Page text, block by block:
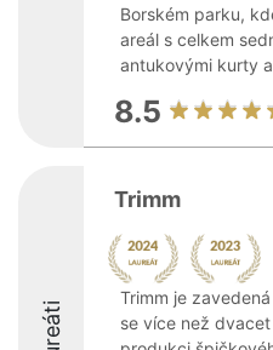
Borském parku,
areál s celkem
antukovými kurty
8.5
Trimm
Trimm je
se více než